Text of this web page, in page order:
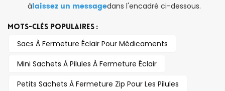
àlaissez un messagedans l'encadré ci-dessous.
MOTS-CLÉS POPULAIRES :
Sacs À Fermeture Éclair Pour Médicaments
Mini Sachets À Pilules À Fermeture Éclair
Petits Sachets À Fermeture Zip Pour Les Pilules